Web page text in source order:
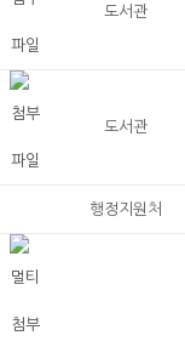
도서관
도서관
행정지원처